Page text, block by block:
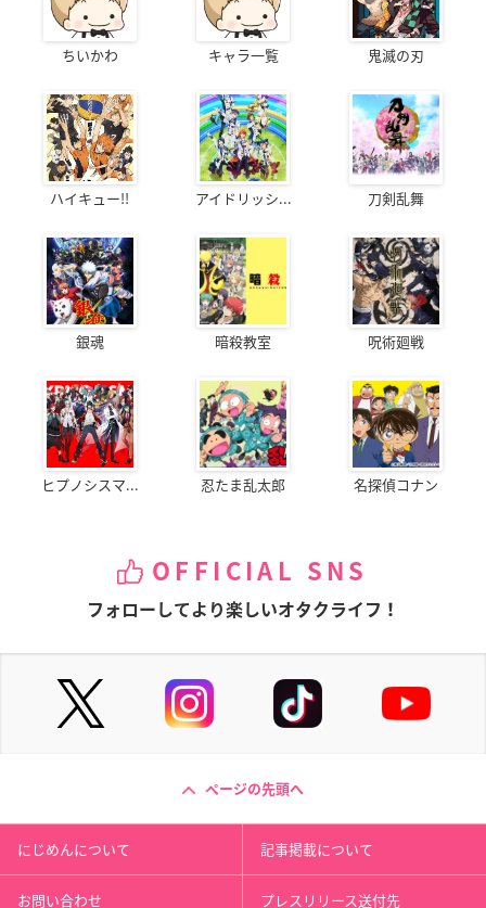
ちいかわ キャラ一覧 鬼滅の刃
ハイキュー!! アイドリッシ... 刀剣乱舞
銀魂 暗殺教室 呪術廻戦
ヒプノシスマ... 忍たま乱太郎 名探偵コナン
OFFICIAL SNS
フォローしてより楽しいオタクライフ！
ページの先頭へ
にじめんについて 記事掲載について
お問い合わせ プレスリリース送付先